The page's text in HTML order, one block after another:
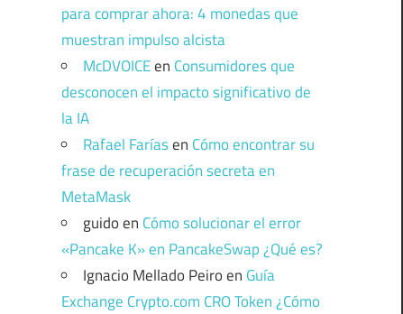
para comprar ahora: 4 monedas que
muestran impulso alcista
McDVOICEen Consumidores que
desconocen el impacto significativo de
la IA
Rafael Faríasen Cómo encontrar su
frase de recuperación secreta en
MetaMask
guidoen Cómo solucionar el error
«Pancake K» en PancakeSwap ¿Qué es?
Ignacio Mellado Peiroen Guía
Exchange Crypto.com CRO Token ¿Cómo